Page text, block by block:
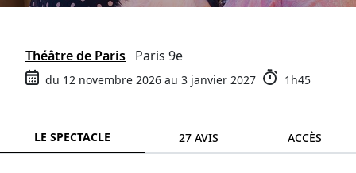
Théâtre de Paris Paris 9e
du 12 novembre 2026 au 3 janvier 2027 1h45
LE SPECTACLE 27 AVIS ACCÈS